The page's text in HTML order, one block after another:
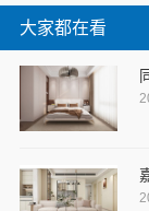
大家都在看